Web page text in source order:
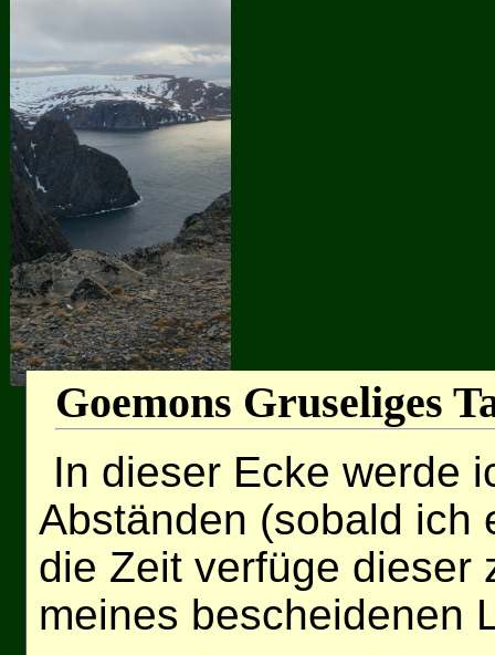
Goemons Gruseliges
In dieser Ecke werde
Abständen (sobald ich
die Zeit verfüge dieser
meines bescheidenen